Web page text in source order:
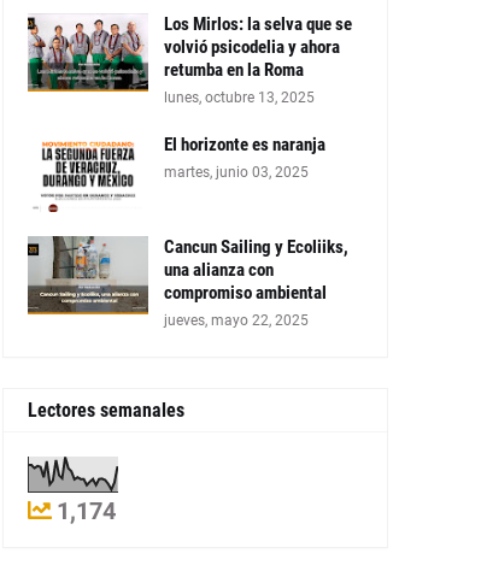
Los Mirlos: la selva que se
volvió psicodelia y ahora
retumba en la Roma
lunes, octubre 13, 2025
El horizonte es naranja
martes, junio 03, 2025
Cancun Sailing y Ecoliiks,
una alianza con
compromiso ambiental
jueves, mayo 22, 2025
Lectores semanales
1,174